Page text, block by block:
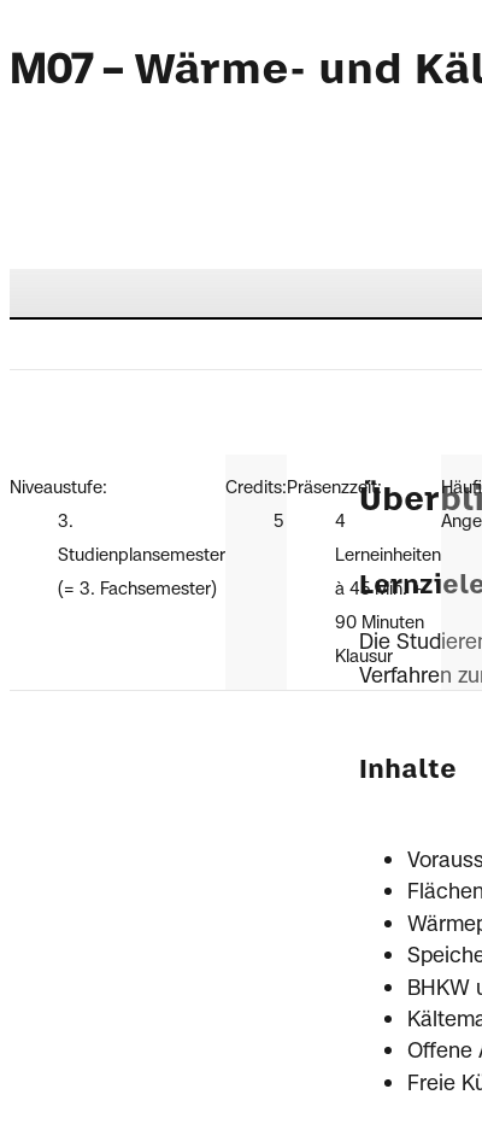
M07 Wärme- und
Die
Verfahren
Inhalte
BHKW
Offene
Freie
Niveaustufe:
3.
Studienplansemester
(= 3. Fachsemester)
Credits:
5
Präsenzzeit:
4
Lerneinheiten
à 45 Min. +
90 Minuten
Klausur